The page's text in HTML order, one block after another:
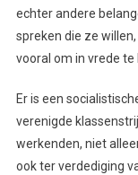
echter andere
spreken die ze
vooral om in vrede te
Er is een
verenigde
werkenden, niet
ook ter verdediging